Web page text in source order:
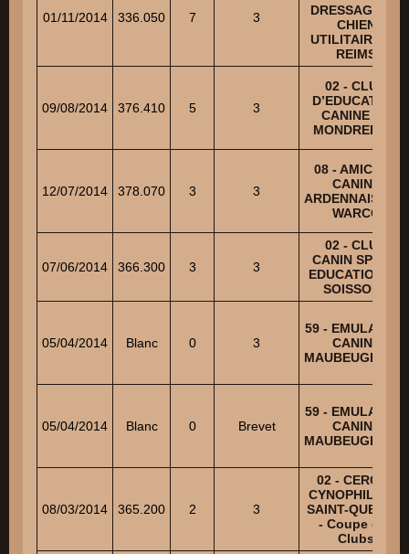
01/11/2014 336.050 7 3
DRESSAGE DU
CHIEN
UTILITAIRE DE
REIMS
09/08/2014 376.410 5 3
02 - CLUB
D’EDUCATION
CANINE DE
MONDREPUIS
12/07/2014 378.070 3 3
08 - AMICALE
CANINE
ARDENNAISE DE
WARCQ
07/06/2014 366.300 3 3
02 - CLUB
CANIN SPORT
EDUCATION DE
SOISSONS
05/04/2014 Blanc 0 3
59 - EMULATION
CANINE
MAUBEUGEOISE
05/04/2014 Blanc 0 Brevet
59 - EMULATION
CANINE
MAUBEUGEOISE
08/03/2014 365.200 2 3
02 - CERCLE
CYNOPHILE DE
SAINT-QUENTIN
- Coupe des
Clubs